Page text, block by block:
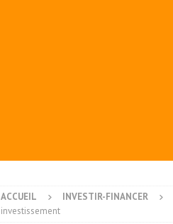
ACCUEIL INVESTIR-FINANCER
investissement